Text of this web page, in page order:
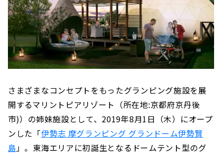
さまざまなコンセプトをもったグランピング施設を展
開するマリントピアリゾート（所在地:京都府京丹後
市)）の姉妹施設として、2019年8月1日（木）にオープ
ンした「伊勢志 摩グランピング グランドーム伊勢賢
島 」。東海エリアに初誕生となるドームテント型のグ